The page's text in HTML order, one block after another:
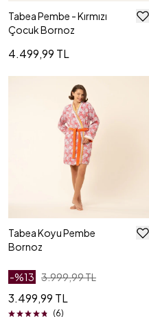
Tabea Pembe - Kırmızı
Çocuk Bornoz
4.499,99 TL
Tabea Koyu Pembe
Bornoz
-%13 3.999,99 TL
3.499,99 TL
(6)